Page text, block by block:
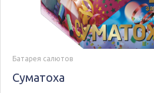
Батарея салютов
Суматоха